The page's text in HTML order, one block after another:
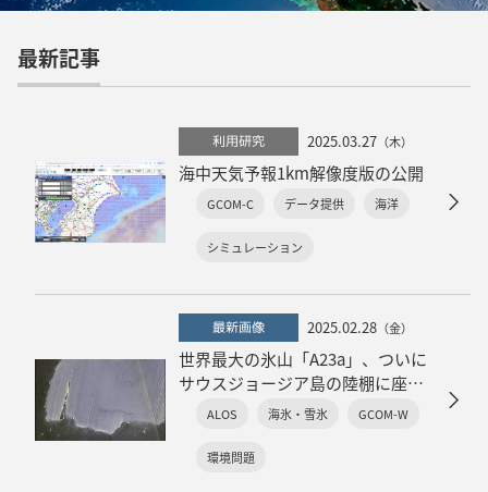
最新記事
利用研究 2025.03.27 （木）
海中天気予報1km解像度版の公開
GCOM-C データ提供 海洋
シミュレーション
最新画像 2025.02.28 （金）
世界最大の氷山「A23a」、ついに
サウスジョージア島の陸棚に座礁
か？！
ち4号」から見るA23a氷山の軌跡～
ALOS 海氷・雪氷 GCOM-W
環境問題